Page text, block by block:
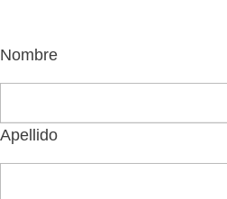
Nombre
Apellido